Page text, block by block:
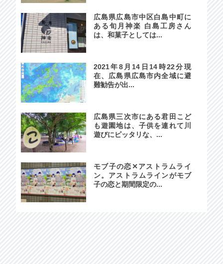
広島県広島市中区白島中町に
ある旬月神楽 白島工房さん
は、和菓子としては...
2021年8月14日14時22分現
在、広島県広島市内全域に避
難勧告が出...
広島県三次市にある君田こど
も遊園地は、子供を連れて川
遊びにピッタリな、...
モブ子の恋✕アストラムライ
ン。アストラムラインがモブ
子の恋と期間限定の...